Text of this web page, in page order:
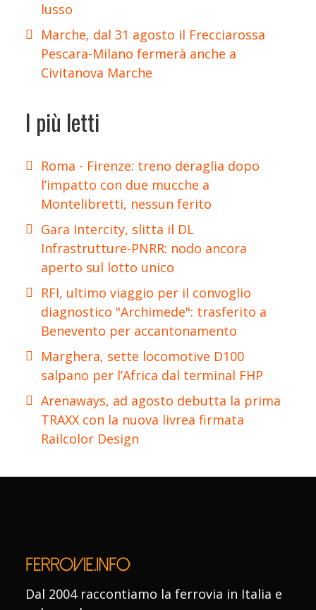
lusso
Marche, dal 31 agosto il Frecciarossa
Pescara-Milano fermerà anche a
Civitanova Marche
I più letti
Roma - Firenze: treno deraglia dopo
l’impatto con due mucche a
Montelibretti, nessun ferito
Gara Intercity, slitta il DL
Infrastrutture-PNRR: nodo ancora
aperto sul lotto unico
RFI, ultimo viaggio per il convoglio
diagnostico "Archimede": trasferito a
Benevento per accantonamento
Marghera, sette locomotive D100
salpano per l’Africa dal terminal FHP
Arenaways, ad agosto debutta la prima
TRAXX con la nuova livrea firmata
Railcolor Design
Dal 2004 raccontiamo la ferrovia in Italia e